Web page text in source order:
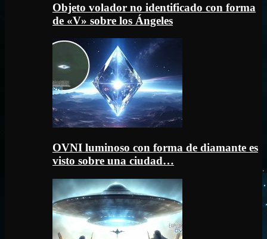
Objeto volador no identificado con forma
de «V» sobre los Ángeles
OVNI luminoso con forma de diamante es
visto sobre una ciudad…